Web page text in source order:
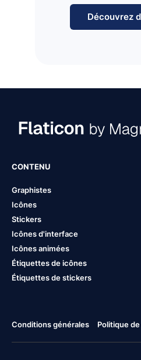
Découvrez
CONTENU
Graphistes
Icônes
Stickers
Icônes d'interface
Icônes animées
Étiquettes de icônes
Étiquettes de stickers
Conditions générales Politique